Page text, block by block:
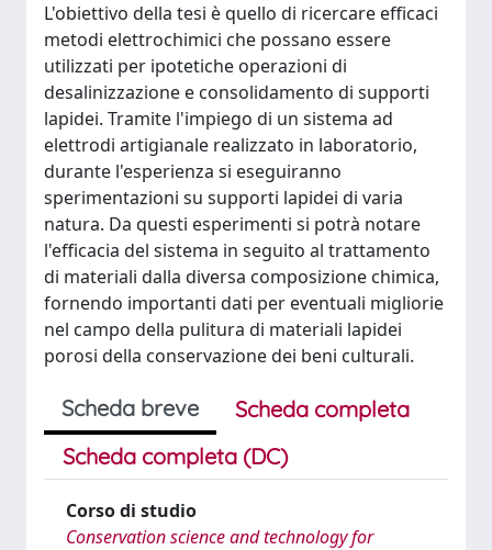
L'obiettivo della tesi è quello di ricercare efficaci
metodi elettrochimici che possano essere
utilizzati per ipotetiche operazioni di
desalinizzazione e consolidamento di supporti
lapidei. Tramite l'impiego di un sistema ad
elettrodi artigianale realizzato in laboratorio,
durante l'esperienza si eseguiranno
sperimentazioni su supporti lapidei di varia
natura. Da questi esperimenti si potrà notare
l'efficacia del sistema in seguito al trattamento
di materiali dalla diversa composizione chimica,
fornendo importanti dati per eventuali migliorie
nel campo della pulitura di materiali lapidei
porosi della conservazione dei beni culturali.
Scheda breve
Scheda completa
Scheda completa (DC)
Corso di studio
Conservation science and technology for